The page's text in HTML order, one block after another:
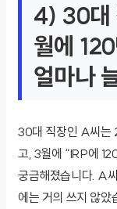
4) 30대
월에
얼마나
30대 직장인 A씨는
고, 3월에 “IRP에
궁금해졌습니다. A
에는 거의 쓰지 않았